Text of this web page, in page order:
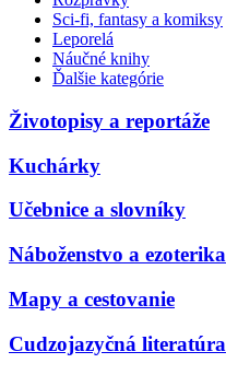
Sci-fi, fantasy a komiksy
Leporelá
Náučné knihy
Ďalšie kategórie
Životopisy a reportáže
Kuchárky
Učebnice a slovníky
Náboženstvo a ezoterika
Mapy a cestovanie
Cudzojazyčná literatúra